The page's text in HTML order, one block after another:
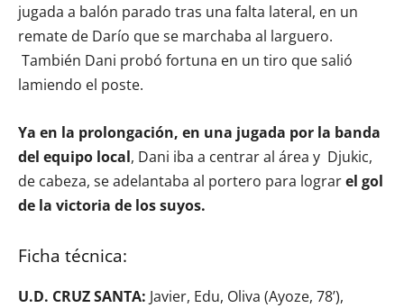
jugada a balón parado tras una falta lateral, en un
remate de Darío que se marchaba al larguero.
También Dani probó fortuna en un tiro que salió
lamiendo el poste.
Ya en la prolongación, en una jugada por la banda
del equipo local, Dani iba a centrar al área y Djukic,
de cabeza, se adelantaba al portero para lograrel gol
de la victoria de los suyos.
Ficha técnica:
U.D. CRUZ SANTA: Javier, Edu, Oliva (Ayoze, 78’),